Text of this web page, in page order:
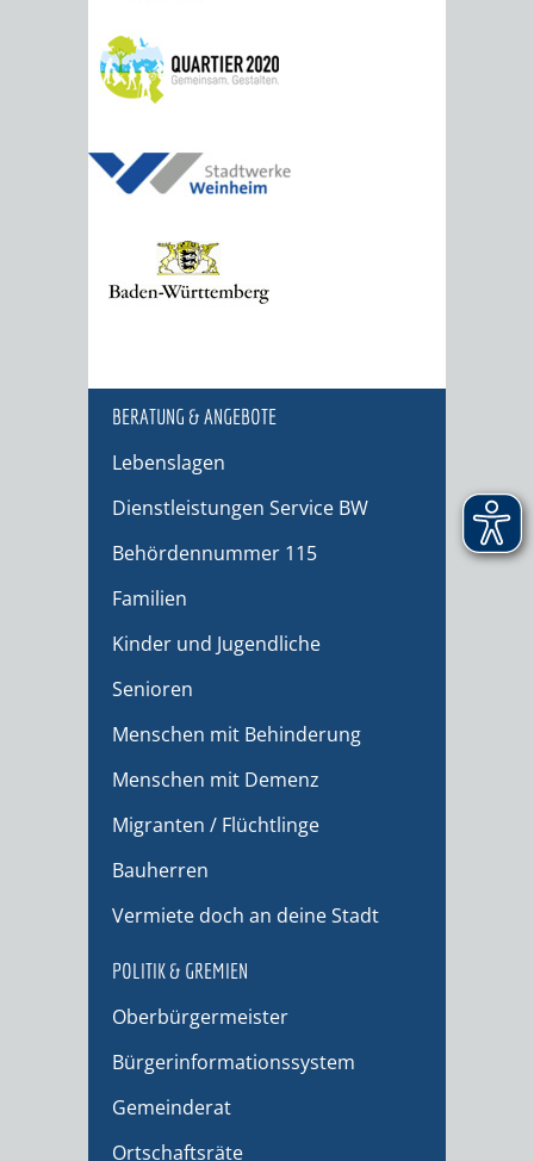
BERATUNG & ANGEBOTE
Lebenslagen
Dienstleistungen Service BW
Behördennummer 115
Familien
Kinder und Jugendliche
Senioren
Menschen mit Behinderung
Menschen mit Demenz
Migranten / Flüchtlinge
Bauherren
Vermiete doch an deine Stadt
POLITIK & GREMIEN
Oberbürgermeister
Bürgerinformationssystem
Gemeinderat
Ortschaftsräte